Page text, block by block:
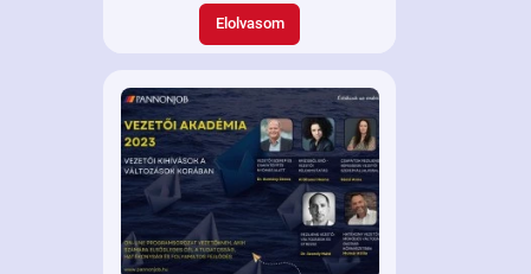
változott. Továbbra is a vonzó
munkabér és juttatási csomag van
szempont a vállalat stabilitása, a
munkahelyi légkör, a kollégákkal és
a vezetővel való kapcsolat, a
munka-magénélet egyensúlyát
szem előtt tartó vállalati kultúra,
illetve a karrier és fejlődési
lehetőségek.
Elolvasom